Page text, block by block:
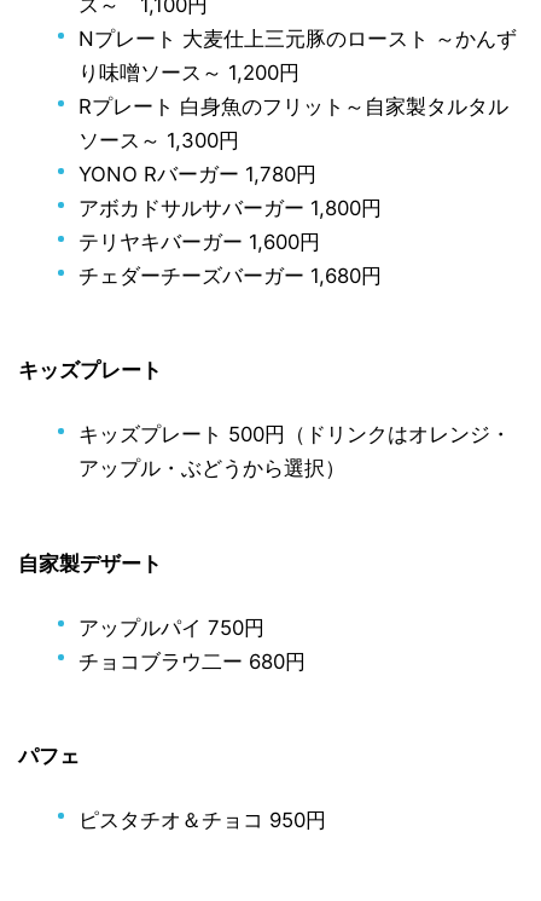
ス～ 1,100円
Nプレート 大麦仕上三元豚のロースト ～かんず
り味噌ソース～ 1,200円
Rプレート 白身魚のフリット～自家製タルタル
ソース～ 1,300円
YONO Rバーガー 1,780円
アボカドサルサバーガー 1,800円
テリヤキバーガー 1,600円
チェダーチーズバーガー 1,680円
キッズプレート
キッズプレート 500円（ドリンクはオレンジ・
アップル・ぶどうから選択）
自家製デザート
アップルパイ 750円
チョコブラウ二ー 680円
パフェ
ピスタチオ＆チョコ 950円